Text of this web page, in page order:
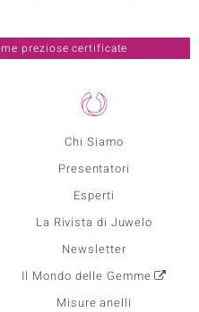
Chi Siamo
Presentatori
Esperti
La Rivista di Juwelo
Newsletter
Il Mondo delle Gemme
Misure anelli
preziose certificate